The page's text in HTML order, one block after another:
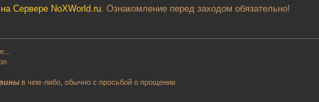
Сервере NoXWorld.ru . Ознакомление перед заходом обязательно!
в чем-либо, обычно с просьбой о прощении